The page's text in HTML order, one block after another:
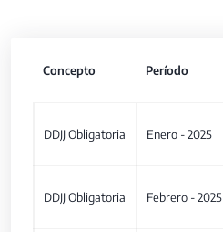
Concepto Período
DDJJ Obligatoria Enero - 2025
DDJJ Obligatoria Febrero - 2025